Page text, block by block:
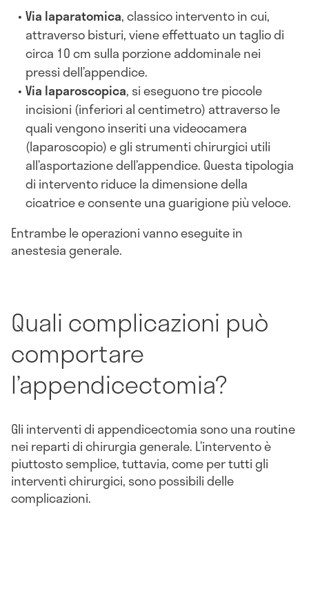
Via laparatomica, classico intervento in cui,
attraverso bisturi, viene effettuato un taglio di
circa 10 cm sulla porzione addominale nei
pressi dell’appendice.
Via laparoscopica, si eseguono tre piccole
incisioni (inferiori al centimetro) attraverso le
quali vengono inseriti una videocamera
(laparoscopio) e gli strumenti chirurgici utili
all’asportazione dell’appendice. Questa tipologia
di intervento riduce la dimensione della
cicatrice e consente una guarigione più veloce.
Entrambe le operazioni vanno eseguite in
anestesia generale.
Quali complicazioni può
comportare
l’appendicectomia?
Gli interventi di appendicectomia sono una routine
nei reparti di chirurgia generale. L’intervento è
piuttosto semplice, tuttavia, come per tutti gli
interventi chirurgici, sono possibili delle
complicazioni.